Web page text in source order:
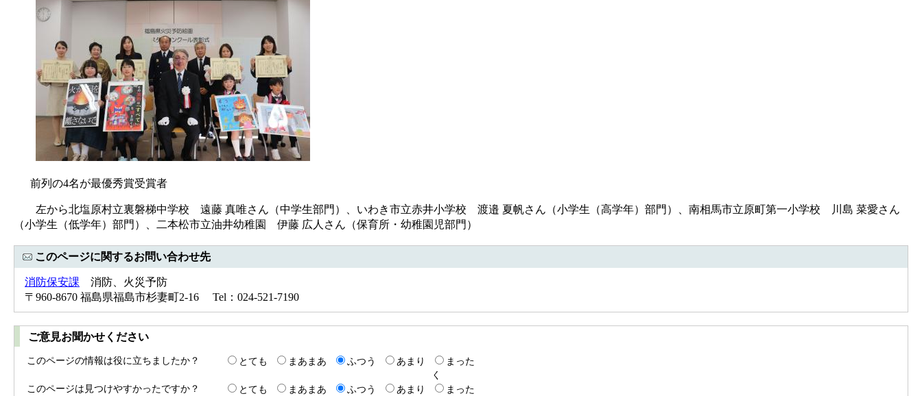
前列の4名が最優秀賞受賞者
左から北塩原村立裏磐梯中学校 遠藤 真唯さん（中学生部門）、いわき市立赤井小学校 渡邉 夏帆さん（小学生（高学年）部門）、南相馬市立原町第一小学校 川島 菜愛さん
（小学生（低学年）部門）、二本松市立油井幼稚園 伊藤 広人さん（保育所・幼稚園児部門）
このページに関するお問い合わせ先
消防保安課 消防、火災予防
〒960-8670 福島県福島市杉妻町2-16 Tel：024-521-7190
ご意見お聞かせください
このページの情報は役に立ちましたか？ とても まあまあ ふつう あまり
まった
く
このページは見つけやすかったですか？
とても まあまあ ふつう あまり
まった